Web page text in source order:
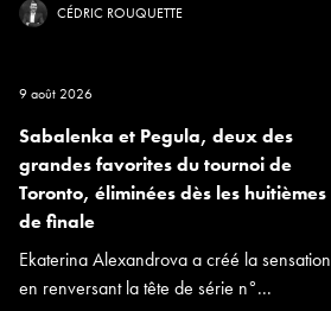
CÉDRIC ROUQUETTE
9 août 2026
Sabalenka et Pegula, deux des
grandes favorites du tournoi de
Toronto, éliminées dès les huitièmes
de finale
Ekaterina Alexandrova a créé la sensation
en renversant la tête de série n°...